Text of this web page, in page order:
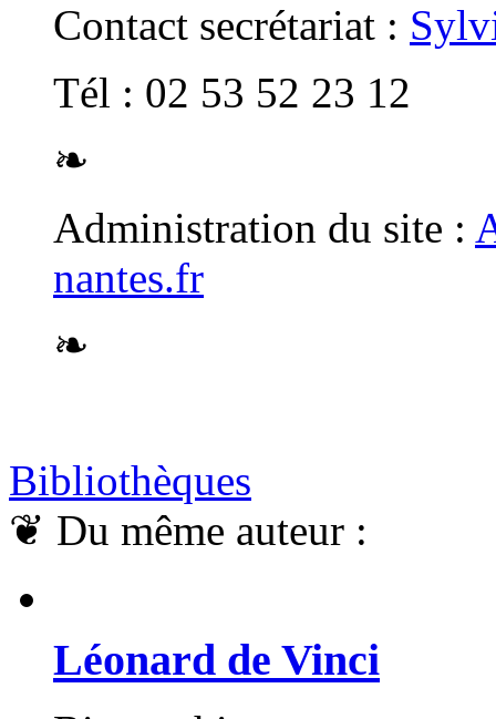
Contact secrétariat :
Tél : 02 53 52 23 12
❧
Administration du site :
nantes.fr
❧
Bibliothèques
❦ Du même auteur :
Léonard de Vinci